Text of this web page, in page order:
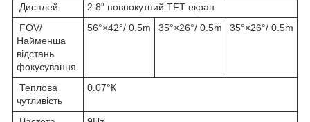
Дисплей
2.8" повнокутний TFT екран
FOV/
Найменша
відстань
фокусування
56°×42°/ 0.5m 35°×26°/ 0.5m 35°×26°/ 0.5m
Теплова
чутливість
0.07°К